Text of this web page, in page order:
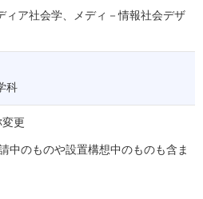
ィア社会学、メディ－情報社会デザ
科
更
中のものや設置構想中のものも含ま